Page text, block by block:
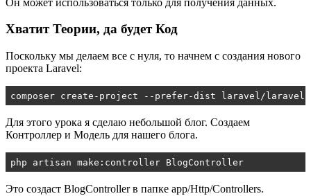
Хватит Теории, да будет Код
Поскольку мы делаем все с нуля, то начнем с создания нового
проекта Laravel:
composer create-project --prefer-dist laravel/laravel
Для этого урока я сделаю небольшой блог. Создаем
Контроллер и Модель для нашего блога.
php artisan make:controller BlogController
Это создаст BlogControllerв папке app/Http/Controllers.